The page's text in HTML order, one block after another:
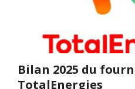
Bilan 2025 du
TotalEnergies